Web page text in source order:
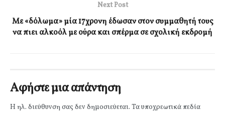
Next Post
Με «δόλωμα» μία 17χρονη έδωσαν στον συμμαθητή τους
να πιει αλκοόλ με ούρα και σπέρμα σε σχολική εκδρομή
Αφήστε μια απάντηση
Η ηλ. διεύθυνση σας δεν δημοσιεύεται. Τα υποχρεωτικά πεδία